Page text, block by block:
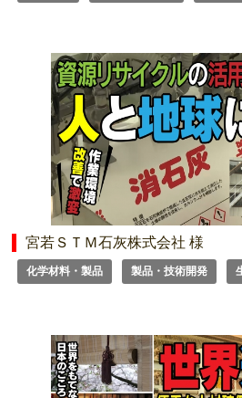
宮若ＳＴＭ石灰株式会社 様
化学材料・製品 製品・技術開発